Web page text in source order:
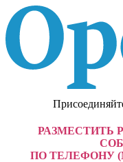
РАЗМЕСТИТЬ
ПО ТЕЛЕФОНУ